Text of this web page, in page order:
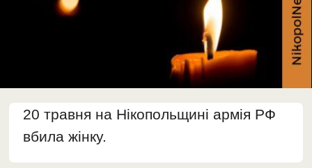
20 травня на Нікопольщині армія РФ
вбила жінку.